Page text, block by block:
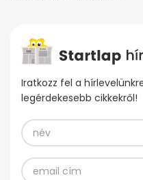
Iratkozz fel a
legérdekesebb cikkekről!